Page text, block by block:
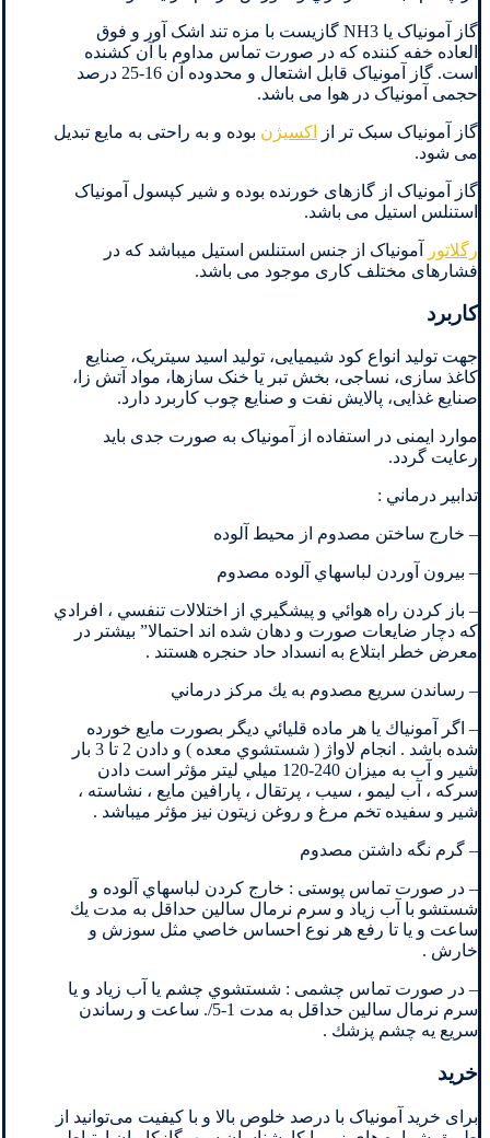
گاز آمونیاک یا NH3 گازیست با مزه تند اشک آور و فوق
العاده خفه کننده که در صورت تماس مداوم با آن کشنده
است. گاز آمونیاک قابل اشتعال و محدوده آن 16-25 درصد
حجمی آمونیاک در هوا می باشد.
گاز آمونیاک سبک تر از اکسیژن بوده و به راحتی به مایع تبدیل
می شود.
گاز آمونیاک از گازهای خورنده بوده و شیر کپسول آمونیاک
استنلس استیل می باشد.
رگلاتور
آمونیاک از جنس استنلس استیل میباشد که در
فشارهای مختلف کاری موجود می باشد.
کاربرد
جهت تولید انواع کود شیمیایی، تولید اسید سیتریک، صنایع
کاغذ سازی، نساجی، بخش تبر یا خنک سازها، مواد آتش زا،
صنایع غذایی، پالایش نفت و صنایع چوب کاربرد دارد.
موارد ایمنی در استفاده از آمونیاک به صورت جدی باید
رعایت گردد.
تدابير درماني :
– خارج ساختن مصدوم از محيط آلوده
– بيرون آوردن لباسهاي آلوده مصدوم
– باز كردن راه هوائي و پيشگيري از اختلالات تنفسي ، افرادي
كه دچار ضايعات صورت و دهان شده اند احتمالا” بيشتر در
معرض خطر ابتلاع به انسداد حاد حنجره هستند .
– رساندن سريع مصدوم به يك مركز درماني
– اگر آمونياك يا هر ماده قليائي ديگر بصورت مايع خورده
شده باشد . انجام لاواژ ( شستشوي معده ) و دادن 2 تا 3 بار
شير و آب به ميزان 240-120 ميلي ليتر مؤثر است دادن
سركه ، آب ليمو ، سيب ، پرتقال ، پارافين مايع ، نشاسته ،
شير و سفيده تخم مرغ و روغن زيتون نيز مؤثر ميباشد .
– گرم نگه داشتن مصدوم
– در صورت تماس پوستی : خارج كردن لباسهاي آلوده و
شستشو با آب زياد و سرم نرمال سالين حداقل به مدت يك
ساعت و يا تا رفع هر نوع احساس خاصي مثل سوزش و
خارش .
– در صورت تماس چشمی : شستشوي چشم يا آب زياد و يا
سرم نرمال سالين حداقل به مدت 1-5/. ساعت و رساندن
سريع يه چشم پزشك .
خرید
برای خرید آمونیاک با درصد خلوص بالا و با کیفیت می‌توانید از